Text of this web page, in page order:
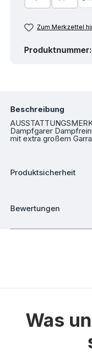
Zum Merkzettel
Produktnummer:
Beschreibung
Dampfgarer
mit extra großem
Produktsicherheit
Bewertungen
Was